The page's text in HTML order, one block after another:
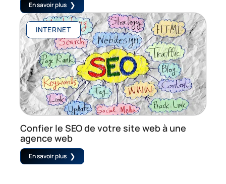
En savoir plus
INTERNET
Confier le SEO de votre site web à une
agence web
En savoir plus